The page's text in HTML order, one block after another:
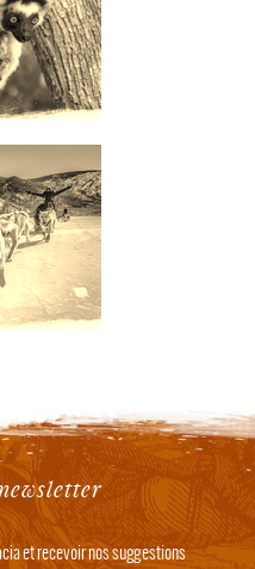
et recevoir nos suggestions